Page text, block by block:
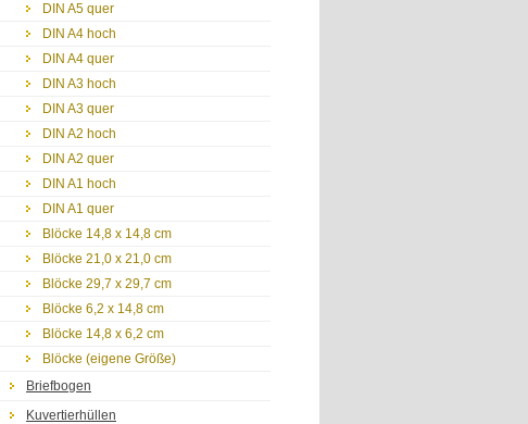
DIN A5 quer
DIN A4 hoch
DIN A4 quer
DIN A3 hoch
DIN A3 quer
DIN A2 hoch
DIN A2 quer
DIN A1 hoch
DIN A1 quer
Blöcke 14,8 x 14,8 cm
Blöcke 21,0 x 21,0 cm
Blöcke 29,7 x 29,7 cm
Blöcke 6,2 x 14,8 cm
Blöcke 14,8 x 6,2 cm
Blöcke (eigene Größe)
Briefbogen
Kuvertierhüllen